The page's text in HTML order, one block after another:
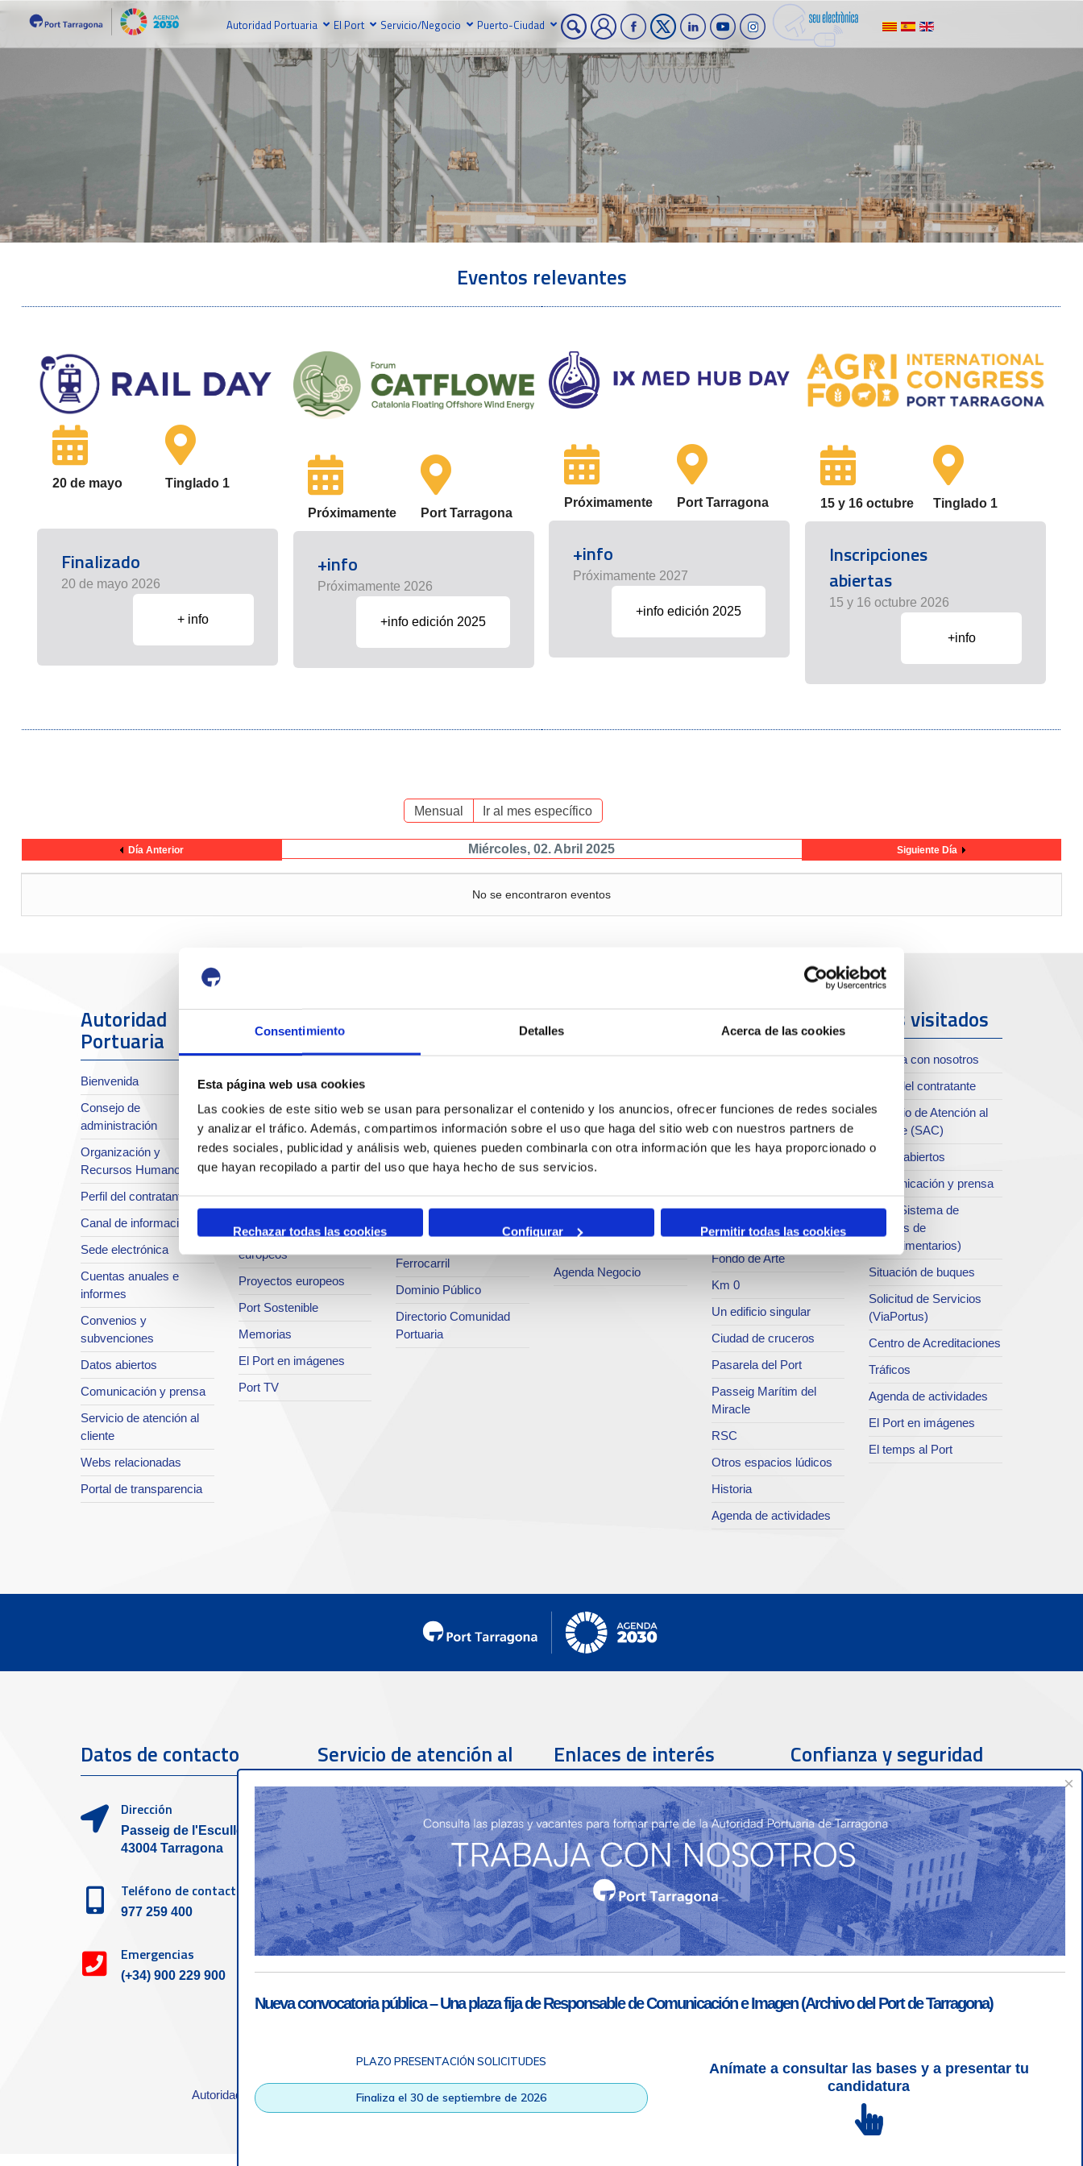
Consentimiento Detalles Acerca de las cookies
Esta página web usa cookies
Las cookies de este sitio web se usan para personalizar el contenido y los anuncios, ofrecer funciones de redes sociales
y analizar el tráfico. Además, compartimos información sobre el uso que haga del sitio web con nuestros partners de
redes sociales, publicidad y análisis web, quienes pueden combinarla con otra información que les haya proporcionado o
que hayan recopilado a partir del uso que haya hecho de sus servicios.
Rechazar todas las cookies Configurar Permitir todas las cookies
Autoridad Portuaria El Port Servicio/Negocio Puerto-Ciudad
Eventos relevantes
20 de mayo Tinglado 1
Finalizado
20 de mayo 2026
+ info
Próximamente Port Tarragona
+info
Próximamente 2026
+info edición 2025
Próximamente Port Tarragona
+info
Próximamente 2027
+info edición 2025
15 y 16 octubre Tinglado 1
Inscripciones
abiertas
15 y 16 octubre 2026
+info
Mensual Ir al mes específico
Día Anterior Miércoles, 02. Abril 2025 Siguiente Día
No se encontraron eventos
Autoridad
Portuaria
Bienvenida
Consejo de
administración
Organización y
Recursos Humanos
Perfil del contratante
Canal de información
Sede electrónica
Cuentas anuales e
informes
Convenios y
subvenciones
Datos abiertos
Comunicación y prensa
Servicio de atención al
cliente
Webs relacionadas
Portal de transparencia
El Puerto
Sobre el Port
Situación y accesos
Planificación estratégica
desarrollo
Sistema de Calidad
Innovación y proyectos
europeos
Proyectos europeos
Port Sostenible
Memorias
El Port en imágenes
Port TV
Servicios
Operaciones y servicios
Bunkering
Servicios comerciales
Solicitud de Servicios
Centro de Acreditaciones
Faros y balizas
Ferrocarril
Dominio Público
Directorio Comunidad
Portuaria
Negocio
Tráficos
SEA - (Sistema de
entregas de
agroalimentarios)
Terminales
Intermodalidad
Zona de Actividades
Agenda Negocio
Puerto y
ciudad
Archivo del Port
Servicio de
publicaciones
Museo del Port
Teatret del Serrallo
Fondo de Arte
Km 0
Un edificio singular
Ciudad de cruceros
Pasarela del Port
Passeig Marítim del
Miracle
RSC
Otros espacios lúdicos
Historia
Agenda de actividades
Más visitados
Trabaja con nosotros
Perfil del contratante
Servicio de Atención al
Clliente (SAC)
Datos abiertos
Comunicación y prensa
SEA (Sistema de
Entrgas de
Agroalimentarios)
Situación de buques
Solicitud de Servicios
(ViaPortus)
Centro de Acreditaciones
Tráficos
Agenda de actividades
El Port en imágenes
El temps al Port
Datos de contacto
Dirección
Passeig de l'Escullera s/n,
43004 Tarragona
Teléfono de contacto
977 259 400
Emergencias
(+34) 900 229 900
Servicio de atención al
cliente
Teléfono de contacto
977 259 462
Email de contacto
sac@porttarragona.cat
Información SAC
Enlaces de interés
Partners
Confianza y seguridad
Accesibilidad| Nota legal| Info RGPD| Información de grabación telefónica |SGSI|Login
Autoridad Portuaria de Tarragona © Todos los derechos reservados | Diseño Web Responsive | HTML 5 | CSS 3 | WCAG 2 y WW3C
×
Nueva convocatoria pública – Una plaza fija de Responsable de Comunicación e Imagen (Archivo del Port de Tarragona)
PLAZO PRESENTACIÓN SOLICITUDES
Finaliza el 30 de septiembre de 2026
Anímate a consultar las bases y a presentar tu
candidatura